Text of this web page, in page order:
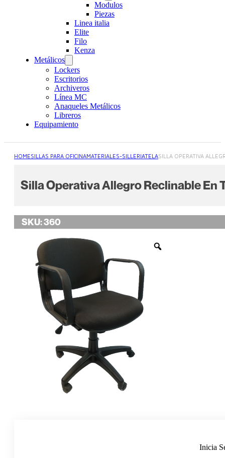
Modulos
Piezas
Linea italia
Elite
Filo
Kenza
Metálicos
Lockers
Escritorios
Archiveros
Línea MC
Anaqueles Metálicos
Libreros
Equipamiento
HOMESILLAS PARA OFICINAMATERIALES-SILLERIATELASILLA OPERATIVA
Silla Operativa Allegro Reclinable En
SKU:360
Inicia